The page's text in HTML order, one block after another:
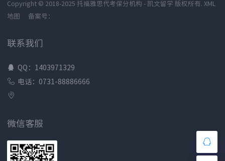
Copyright © 2018-2025 托福雅思代考保分机构 - 凯文留学 版权所有. XML
地图
备案号：
联系我们
QQ：1403971329
电话：0731-88886666
微信客服